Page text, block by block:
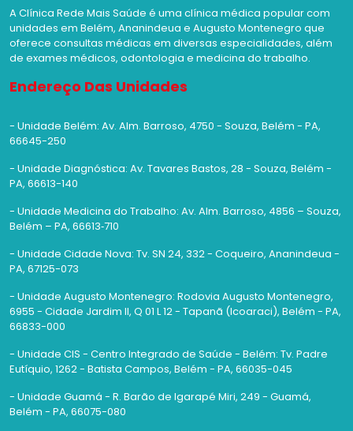
A Clínica Rede Mais Saúde é uma clínica médica popular com
unidades em Belém, Ananindeua e Augusto Montenegro que
oferece consultas médicas em diversas especialidades, além
de exames médicos, odontologia e medicina do trabalho.
Endereço Das Unidades
- Unidade Belém: Av. Alm. Barroso, 4750 - Souza, Belém - PA,
66645-250
- Unidade Diagnóstica: Av. Tavares Bastos, 28 - Souza, Belém -
PA, 66613-140
- Unidade Medicina do Trabalho: Av. Alm. Barroso, 4856 – Souza,
Belém – PA, 66613‑710
- Unidade Cidade Nova: Tv. SN 24, 332 - Coqueiro, Ananindeua -
PA, 67125-073
- Unidade Augusto Montenegro: Rodovia Augusto Montenegro,
6955 - Cidade Jardim II, Q 01 L 12 - Tapanã (Icoaraci), Belém - PA,
66833-000
- Unidade CIS - Centro Integrado de Saúde - Belém: Tv. Padre
Eutíquio, 1262 - Batista Campos, Belém - PA, 66035-045
- Unidade Guamá - R. Barão de Igarapé Miri, 249 - Guamá,
Belém - PA, 66075-080